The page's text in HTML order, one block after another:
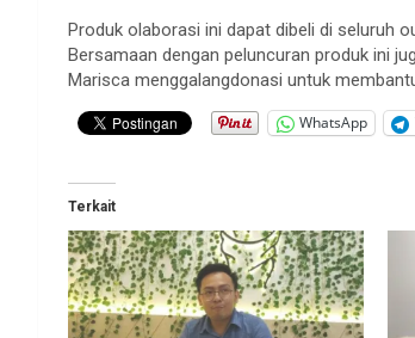
Produk olaborasi ini dapat dibeli di seluruh
Bersamaan dengan peluncuran produk ini
Marisca menggalangdonasi untuk
WhatsApp
Terkait